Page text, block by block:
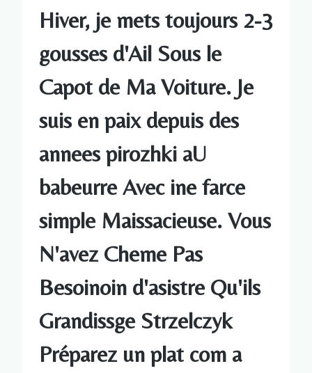
Hiver, je mets toujours 2-3
gousses d'Ail Sous le
Capot de Ma Voiture. Je
suis en paix depuis des
annees pirozhki aU
babeurre Avec ine farce
simple Maissacieuse. Vous
N'avez Cheme Pas
Besoinoin d'asistre Qu'ils
Grandissge Strzelczyk
Préparez un plat com a